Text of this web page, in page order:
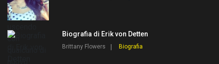
Biografia di Erik von Detten
Brittany Flowers Biografia